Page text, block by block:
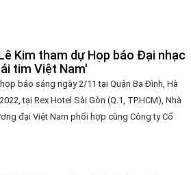
Kim tham dự Họp báo Đại nhạc
tim Việt Nam'
báo sáng ngày 2/11 tại Quận Ba Đình, Hà
tại Rex Hotel Sài Gòn (Q.1, TP.HCM), Nhà
đại Việt Nam phối hợp cùng Công ty Cổ